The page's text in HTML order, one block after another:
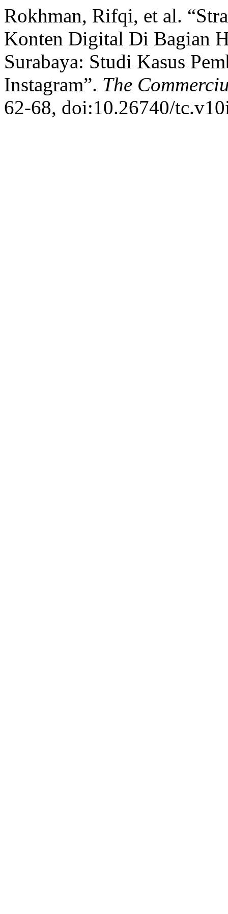
Rokhman, Rifqi, et al.
Konten Digital Di Bagian
Surabaya: Studi Kasus
Instagram”. The
62-68, doi:10.26740/